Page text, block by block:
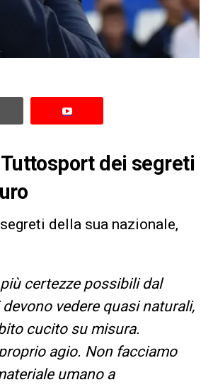
dei segreti
della sua nazionale,
certezze possibili dal
vedere quasi naturali,
cucito su misura.
agio. Non facciamo
umano a